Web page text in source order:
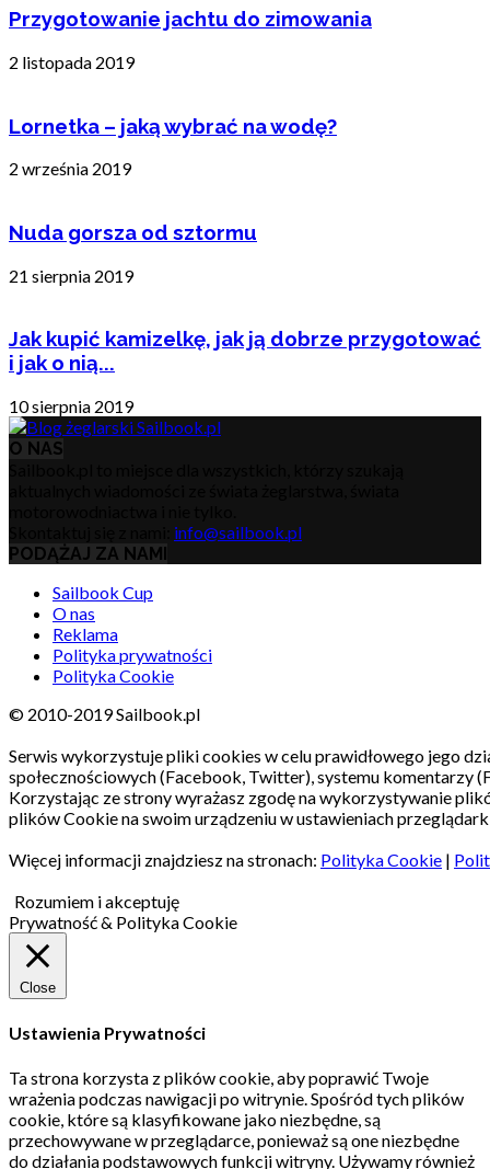
Przygotowanie jachtu do zimowania
2 listopada 2019
Lornetka – jaką wybrać na wodę?
2 września 2019
Nuda gorsza od sztormu
21 sierpnia 2019
Jak kupić kamizelkę, jak ją dobrze przygotować
i jak o nią...
10 sierpnia 2019
O NAS
info@sailbook.pl
PODĄŻAJ ZA NAMI
Sailbook Cup
O nas
Reklama
Polityka prywatności
Polityka Cookie
© 2010-2019 Sailbook.pl
Serwis wykorzystuje pliki cookies w celu prawidłowego jego
społecznościowych (Facebook, Twitter), systemu komentarzy
Korzystając ze strony wyrażasz zgodę na wykorzystywanie
plików Cookie na swoim urządzeniu w ustawieniach
Więcej informacji znajdziesz na stronach: Polityka Cookie |
Rozumiem i akceptuję
Prywatność & Polityka Cookie
Close
Ustawienia Prywatności
Ta strona korzysta z plików cookie, aby poprawić Twoje
wrażenia podczas nawigacji po witrynie. Spośród tych plików
cookie, które są klasyfikowane jako niezbędne, są
przechowywane w przeglądarce, ponieważ są one niezbędne
do działania podstawowych funkcji witryny. Używamy również